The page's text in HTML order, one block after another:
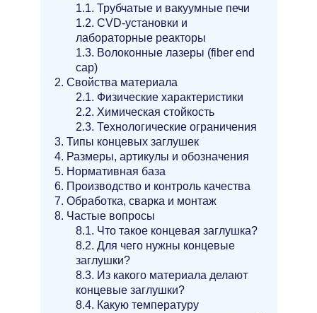
1.1. Трубчатые и вакуумные печи
1.2. CVD-установки и
лабораторные реакторы
1.3. Волоконные лазеры (fiber end
cap)
2. Свойства материала
2.1. Физические характеристики
2.2. Химическая стойкость
2.3. Технологические ограничения
3. Типы концевых заглушек
4. Размеры, артикулы и обозначения
5. Нормативная база
6. Производство и контроль качества
7. Обработка, сварка и монтаж
8. Частые вопросы
8.1. Что такое концевая заглушка?
8.2. Для чего нужны концевые
заглушки?
8.3. Из какого материала делают
концевые заглушки?
8.4. Какую температуру